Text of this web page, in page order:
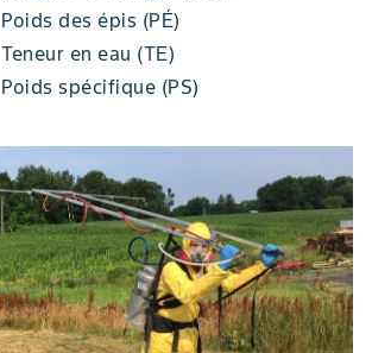
Poids des épis (PÉ)
Teneur en eau (TE)
Poids spécifique (PS)